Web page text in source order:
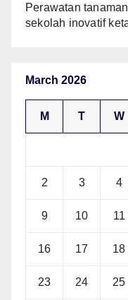
Perawatan
sekolah inovatif
March 2026
M T W
2 3 4
9 10 11
16 17 18
23 24 25